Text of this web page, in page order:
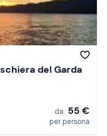
del Garda
da 55 €
per persona